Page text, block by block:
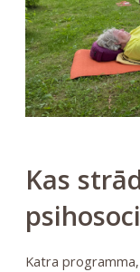
Kas
Katra